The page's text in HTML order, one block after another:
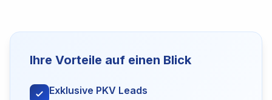
Ihre Vorteile auf einen Blick
Exklusive PKV Leads